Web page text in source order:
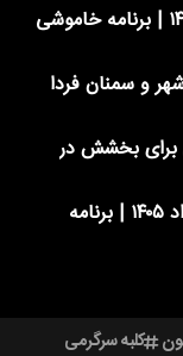
جدول قطعی برق مشهد روز شنبه ۱۷ مرداد ۱۴۰۵ | برنامه خاموشی
و سمنان فردا
برای بخشش در
جدول قطعی برق البرز و کرج روز شنبه ۱۷ مرداد ۱۴۰۵ | برنامه
کلبه سرگرمی